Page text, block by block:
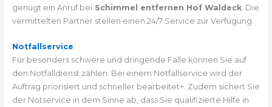
genügt ein Anruf bei Schimmel entfernen Hof Waldeck. Die
vermittelten Partner stellen einen 24/7 Service zur Verfügung.
Notfallservice
Für besonders schwere und dringende Fälle können Sie auf
den Notfalldienst zählen. Bei einem Notfallservice wird der
Auftrag priorisiert und schneller bearbeitet+. Zudem sichert Sie
der Notservice in dem Sinne ab, dass Sie qualifizierte Hilfe in